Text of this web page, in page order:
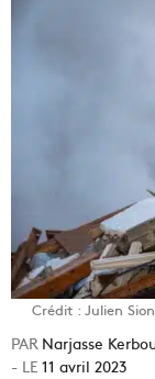
Crédit : Julien
Narjasse
11 avril 2023